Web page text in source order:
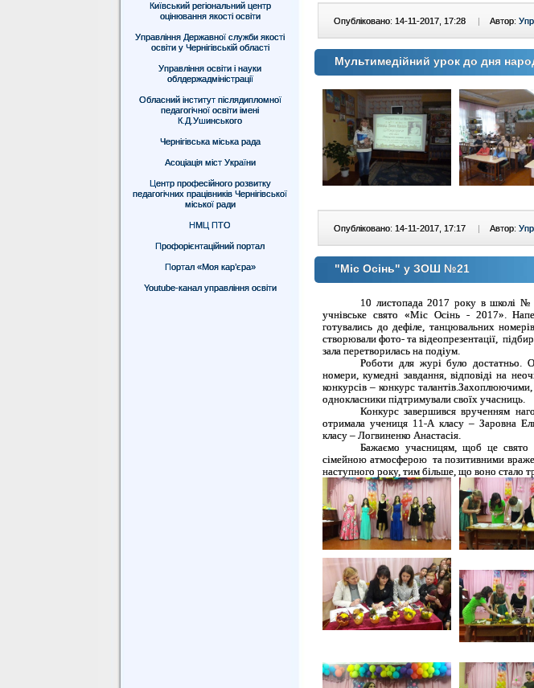
Київський регіональний центр
оцінювання якості освіти
Управління Державної служби якості
освіти у Чернігівській області
Управління освіти і науки
облдержадміністрації
Обласний інститут післядипломної
педагогічної освіти імені
К.Д.Ушинського
Чернігівська міська рада
Асоціація міст України
Центр професійного розвитку
педагогічних працівників Чернігівської
міської ради
НМЦ ПТО
Профорієнтаційний портал
Портал «Моя кар’єра»
Youtube-канал управління освіти
Опубліковано: 14-11-2017, 17:28 Автор:
Мультимедійний урок до дня
Опубліковано: 14-11-2017, 17:17 | Автор:
"Міс Осінь" у ЗОШ №21
10 листопада 2017 року в школі №
учнівське свято «Міс Осінь - 2017».
готувались до дефіле, танцювальних
створювали фото- та відеопрезентації,
зала перетворилась на подіум.
Роботи для журі було достатньо.
номери, кумедні завдання, відповіді на
конкурсів – конкурс талантів.Захоплюючими,
однокласники підтримували своїх учасниць.
Конкурс завершився врученням
отримала учениця 11-А класу – Заровна
класу – Логвиненко Анастасія.
Бажаємо учасницям, щоб це свято
сімейною атмосферою та позитивними
наступного року, тим більше, що воно стало